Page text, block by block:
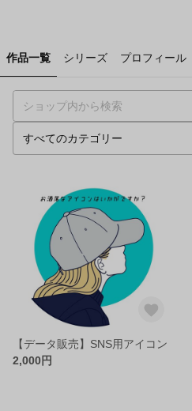
作品一覧 シリーズ プロフィール
【データ販売】SNS用アイコン
2,000円